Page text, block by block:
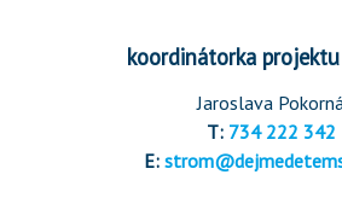
koordinátorka
Jaroslava
T: 734 222 342
E: